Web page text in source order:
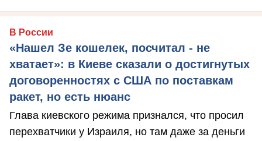
В России
«Нашел Зе кошелек, посчитал - не
хватает»: в Киеве сказали о достигнутых
договоренностях с США по поставкам
ракет, но есть нюанс
Глава киевского режима признался, что просил
перехватчики у Израиля, но там даже за деньги